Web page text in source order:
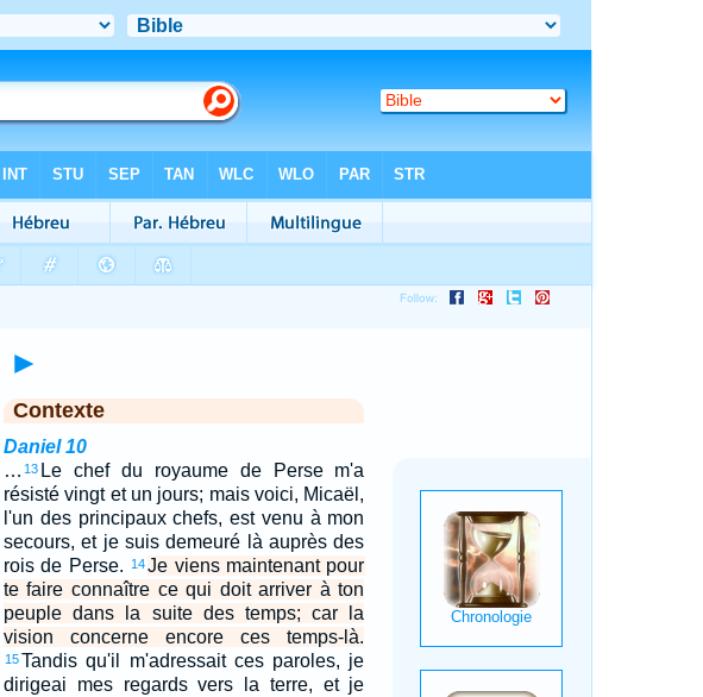
►
Contexte
Daniel 10
… 13 Le chef du royaume de Perse m'a
résisté vingt et un jours; mais voici, Micaël,
l'un des principaux chefs, est venu à mon
secours, et je suis demeuré là auprès des
rois de Perse.
14Je viens maintenant pour
te faire connaître ce qui doit arriver à ton
peuple dans la suite des temps; car la
vision concerne encore ces temps-là.
15Tandis qu'il m'adressait ces paroles, je
dirigeai mes regards vers la terre, et je